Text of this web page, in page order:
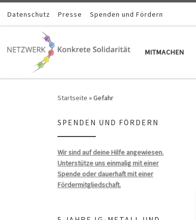
Zum Inhalt springen
Datenschutz Presse Spenden und Fördern
MITMACHEN
Startseite »Gefahr
SPENDEN UND FÖRDERN
Wir sind auf deine Hilfe angewiesen.
Unterstütze uns einmalig mit einer
Spende oder dauerhaft mit einer
Fördermitgliedschaft.